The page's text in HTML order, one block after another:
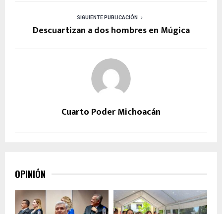
SIGUIENTE PUBLICACIÓN
Descuartizan a dos hombres en Múgica
Cuarto Poder Michoacán
OPINIÓN